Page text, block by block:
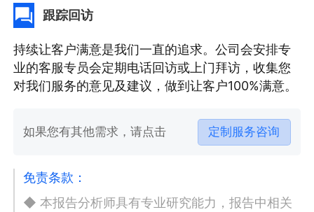
跟踪回访
持续让客户满意是我们一直的追求。公司会安排专
业的客服专员会定期电话回访或上门拜访，收集您
对我们服务的意见及建议，做到让客户100%满意。
如果您有其他需求，请点击 定制服务咨询
免责条款：
◆ 本报告分析师具有专业研究能力，报告中相关